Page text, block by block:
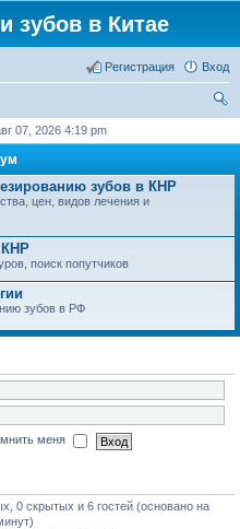
зубов в Китае
Вход
Регистрация
07, 2026 4:19 pm
зубов в КНР
цен, видов лечения и
КНР
поиск попутчиков
зубов в РФ
меня
0 скрытых и 6 гостей (основано на